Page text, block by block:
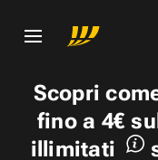
Scopri
fino a 4€
illimitati